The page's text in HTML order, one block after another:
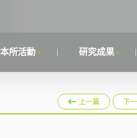
本所活動 研究成果
上一篇 下